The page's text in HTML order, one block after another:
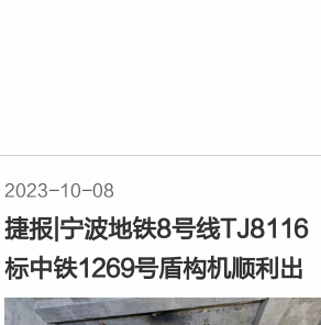
2023-10-08
捷报|宁波地铁8号线TJ8116
标中铁1269号盾构机顺利出
洞